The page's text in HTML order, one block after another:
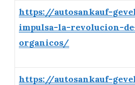
https://autosankauf-
impulsa-la-revolucion-
organicos/
https://autosankauf-